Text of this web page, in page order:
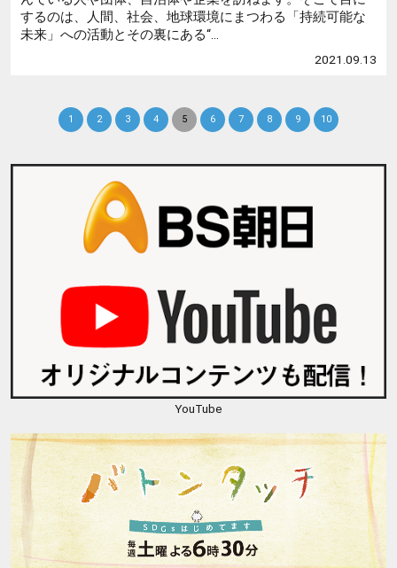
するのは、人間、社会、地球環境にまつわる「持続可能な
未来」への活動とその裏にある“...
2021.09.13
1 2 3 4 5 6 7 8 9 10
YouTube